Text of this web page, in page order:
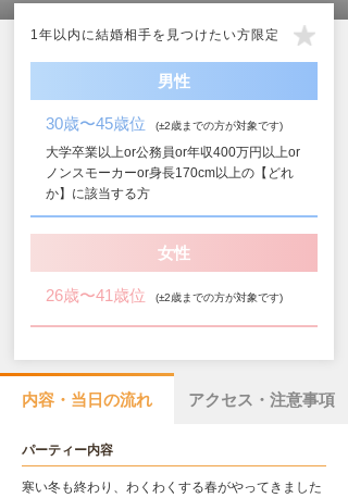
1年以内に結婚相手を見つけたい方限定
男性
30歳〜45歳位 (±2歳までの方が対象です)
大学卒業以上or公務員or年収400万円以上or
ノンスモーカーor身長170cm以上の【どれ
か】に該当する方
女性
26歳〜41歳位 (±2歳までの方が対象です)
内容・当日の流れ アクセス・注意事項
パーティー内容
寒い冬も終わり、わくわくする春がやってきました